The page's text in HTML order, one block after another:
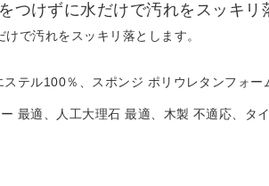
けずに水だけで汚れをスッキリ
で汚れをスッキリ落とします。
テル100％、スポンジ ポリウレタンフォー
最適、人工大理石 最適、木製 不適応、タ